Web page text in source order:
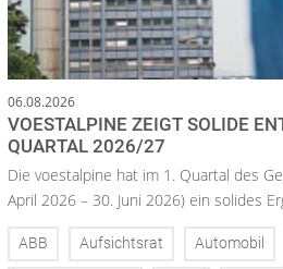
06.08.2026
VOESTALPINE ZEIGT SOLIDE
QUARTAL 2026/27
Die voestalpine hat im 1. Quartal des
April 2026 – 30. Juni 2026) ein solides
ABB Aufsichtsrat Automobil